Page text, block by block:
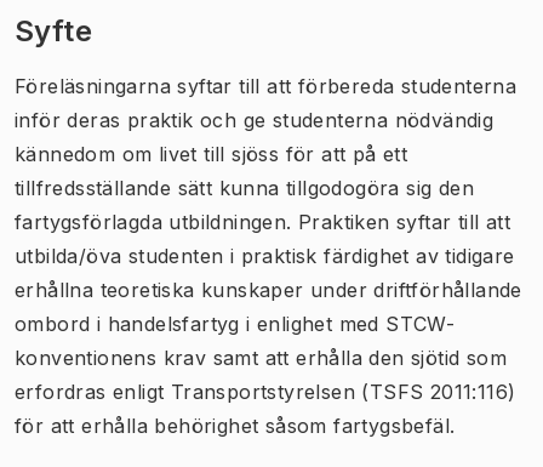
Syfte
Föreläsningarna syftar till att förbereda studenterna
inför deras praktik och ge studenterna nödvändig
kännedom om livet till sjöss för att på ett
tillfredsställande sätt kunna tillgodogöra sig den
fartygsförlagda utbildningen. Praktiken syftar till att
utbilda/öva studenten i praktisk färdighet av tidigare
erhållna teoretiska kunskaper under driftförhållande
ombord i handelsfartyg i enlighet med STCW-
konventionens krav samt att erhålla den sjötid som
erfordras enligt Transportstyrelsen (TSFS 2011:116)
för att erhålla behörighet såsom fartygsbefäl.